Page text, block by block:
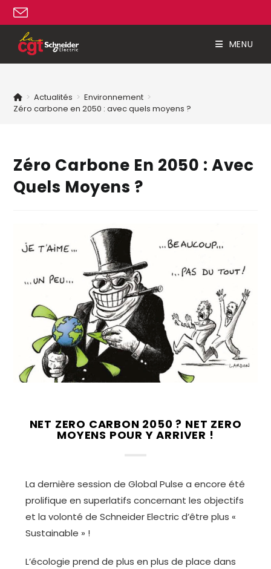
MENU
> Actualités > Environnement >
Zéro carbone en 2050 : avec quels moyens ?
Zéro Carbone En 2050 : Avec
Quels Moyens ?
NET ZERO CARBON 2050 ? NET ZERO
MOYENS POUR Y ARRIVER !
La dernière session de Global Pulse a encore été
prolifique en superlatifs concernant les objectifs
et la volonté de Schneider Electric d’être plus «
Sustainable » !
L’écologie prend de plus en plus de place dans